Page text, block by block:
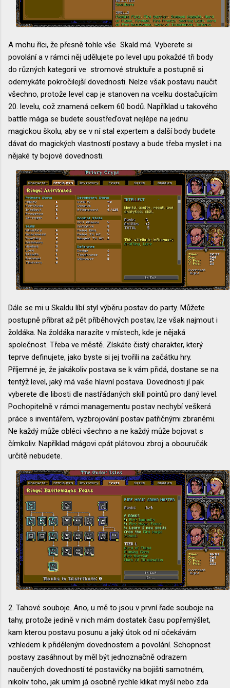
A mohu říci, že přesně tohle vše Skald má. Vyberete si
povolání a v rámci něj udělujete po level upu pokaždé tři body
do různých kategorii ve stromové struktuře a postupně si
odemykáte pokročilejší dovednosti. Nelze však postavu naučit
všechno, protože level cap je stanoven na vcelku dostačujícím
20. levelu, což znamená celkem 60 bodů. Například u takového
battle mága se budete soustřeďovat nejlépe na jednu
magickou školu, aby se v ní stal expertem a další body budete
dávat do magických vlastností postavy a bude třeba myslet i na
nějaké ty bojové dovednosti.
Dále se mi u Skaldu líbí styl výběru postav do party. Můžete
postupně přibrat až pět příběhových postav, lze však najmout i
žoldáka. Na žoldáka narazíte v místech, kde je nějaká
společnost. Třeba ve městě. Získáte čistý charakter, který
teprve definujete, jako byste si jej tvořili na začátku hry.
Příjemné je, že jakákoliv postava se k vám přidá, dostane se na
tentýž level, jaký má vaše hlavní postava. Dovednosti jí pak
vyberete dle libosti dle nastřádaných skill pointů pro daný level.
Pochopitelně v rámci managementu postav nechybí veškerá
práce s inventářem, vyzbrojování postav patřičnými zbraněmi.
Ne každý může obléci všechno a ne každý může bojovat s
čímkoliv. Například mágovi cpát plátovou zbroj a obouručák
určitě nebudete.
2. Tahové souboje. Ano, u mě to jsou v první řade souboje na
tahy, protože jedině v nich mám dostatek času popřemýšlet,
kam kterou postavu posunu a jaký útok od ní očekávám
vzhledem k přiděleným dovednostem a povolání. Schopnost
postavy zasáhnout by měl být jednoznačně odrazem
naučených dovedností té postavičky na bojišti samotném,
nikoliv toho, jak umím já osobně rychle klikat myší nebo zda